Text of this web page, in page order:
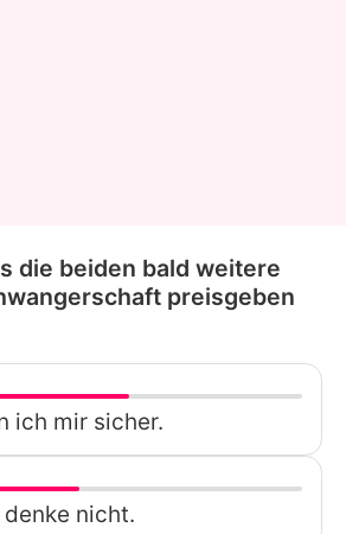
die beiden bald weitere
preisgeben
ich mir sicher.
nicht.